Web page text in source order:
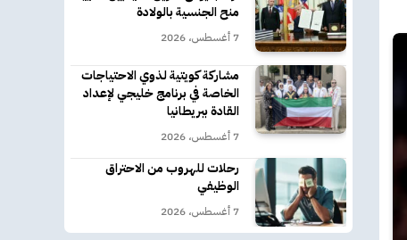
منح الجنسية بالولادة
7 أغسطس، 2026
مشاركة كويتية لذوي الاحتياجات
الخاصة في برنامج خليجي لإعداد
القادة ببريطانيا
7 أغسطس، 2026
رحلات للهروب من الاحتراق
الوظيفي
7 أغسطس، 2026